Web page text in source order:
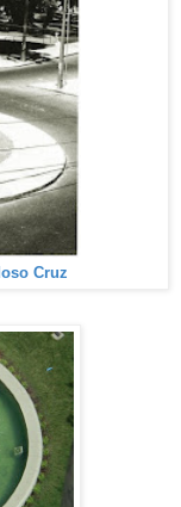
Cruz